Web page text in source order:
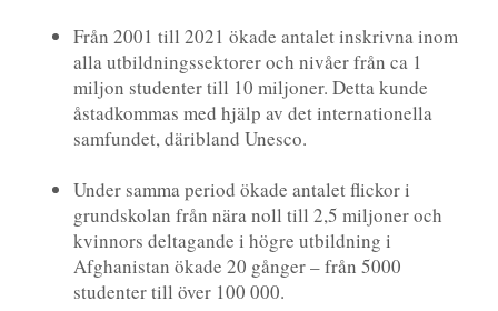
Från 2001 till 2021 ökade antalet inskrivna inom
alla utbildningssektorer och nivåer från ca 1
miljon studenter till 10 miljoner. Detta kunde
åstadkommas med hjälp av det internationella
samfundet, däribland Unesco.
Under samma period ökade antalet flickor i
grundskolan från nära noll till 2,5 miljoner och
kvinnors deltagande i högre utbildning i
Afghanistan ökade 20 gånger – från 5000
studenter till över 100 000.